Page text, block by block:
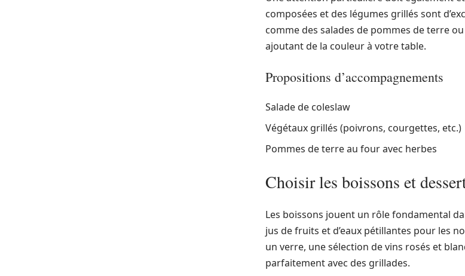
composées et des légumes grillés sont
comme des salades de pommes de terre
ajoutant de la couleur à votre table.
Propositions d’accompagnements
Salade de coleslaw
Végétaux grillés (poivrons, courgettes, etc.)
Pommes de terre au four avec herbes
Choisir les boissons et
Les boissons jouent un rôle fondamental
jus de fruits et d’eaux pétillantes pour les
un verre, une sélection de vins rosés et
parfaitement avec des grillades.